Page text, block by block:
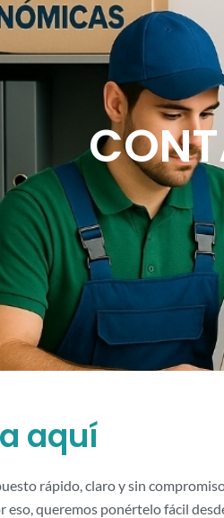
aquí
rápido, claro y sin
eso, queremos ponértelo fácil